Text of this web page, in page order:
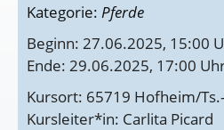
Kategorie: Pferde
Beginn: 27.06.2025, 15:00
Ende: 29.06.2025, 17:00
Kursort: 65719 Hofheim/
Kursleiter*in: Carlita Picard